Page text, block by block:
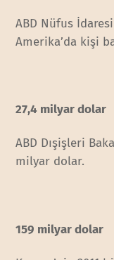
ABD Nüfus
Amerika’da kişi
27,4 milyar dolar
ABD Dışişleri
milyar dolar.
159 milyar dolar